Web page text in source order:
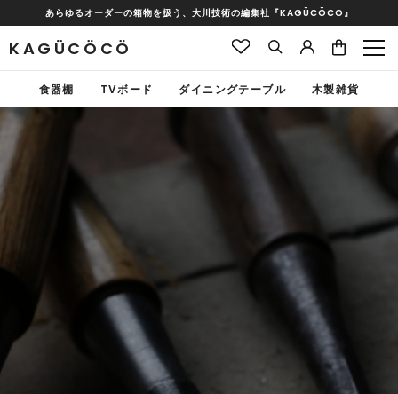
あらゆるオーダーの箱物を扱う、大川技術の編集社『KAGÜCÖCO』
KAGÜCÖCÖ
食器棚 TVボード ダイニングテーブル 木製雑貨